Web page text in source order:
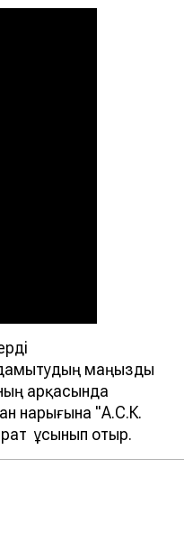
дамытудың маңызды
арқасында
нарығына "А.С.К.
ұсынып отыр.